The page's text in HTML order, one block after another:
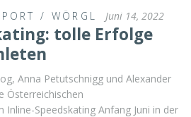
/ WÖRGL Juni 14, 2022
tolle Erfolge
Anna Petutschnigg und Alexander
Österreichischen
Speedskating Anfang Juni in der